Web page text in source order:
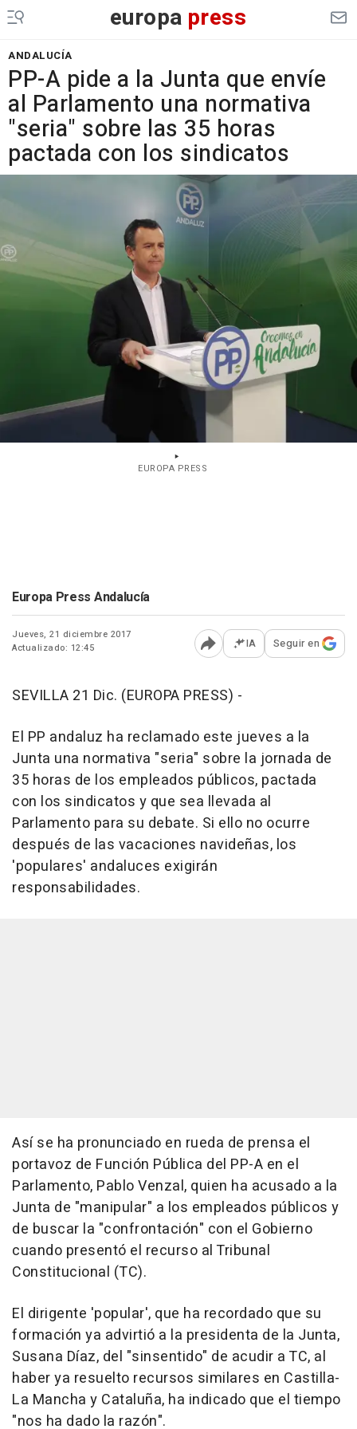
europa press
ANDALUCÍA
PP-A pide a la Junta que envíe
al Parlamento una normativa
"seria" sobre las 35 horas
pactada con los sindicatos
EUROPA PRESS
Europa Press Andalucía
Jueves, 21 diciembre 2017
Actualizado: 12:45
Abrir opciones para
IA Seguir en
SEVILLA 21 Dic. (EUROPA PRESS) -
El PP andaluz ha reclamado este jueves a la
Junta una normativa "seria" sobre la jornada de
35 horas de los empleados públicos, pactada
con los sindicatos y que sea llevada al
Parlamento para su debate. Si ello no ocurre
después de las vacaciones navideñas, los
'populares' andaluces exigirán
responsabilidades.
Así se ha pronunciado en rueda de prensa el
portavoz de Función Pública del PP-A en el
Parlamento, Pablo Venzal, quien ha acusado a la
Junta de "manipular" a los empleados públicos y
de buscar la "confrontación" con el Gobierno
cuando presentó el recurso al Tribunal
Constitucional (TC).
El dirigente 'popular', que ha recordado que su
formación ya advirtió a la presidenta de la Junta,
Susana Díaz, del "sinsentido" de acudir a TC, al
haber ya resuelto recursos similares en Castilla-
La Mancha y Cataluña, ha indicado que el tiempo
"nos ha dado la razón".